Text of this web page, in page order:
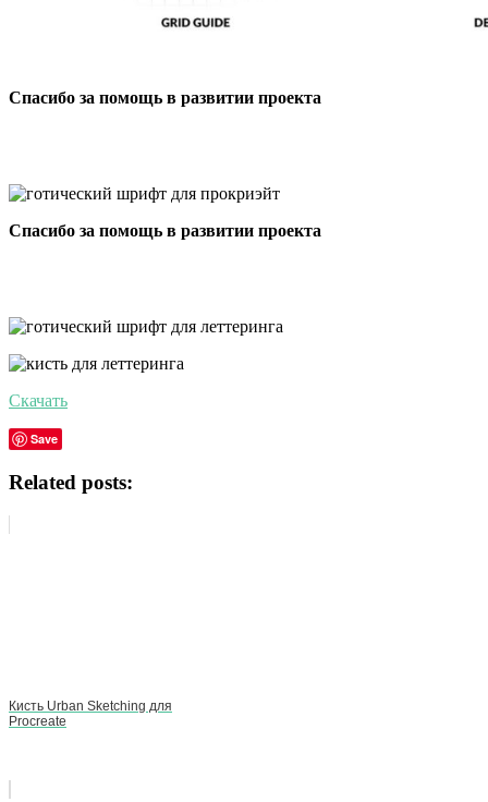
Спасибо за помощь в развитии проекта
Спасибо за помощь в развитии проекта
Скачать
Save
Related posts:
Кисть Urban Sketching для
Procreate